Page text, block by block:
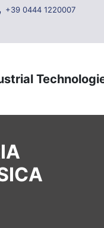
+39 0444 1220007